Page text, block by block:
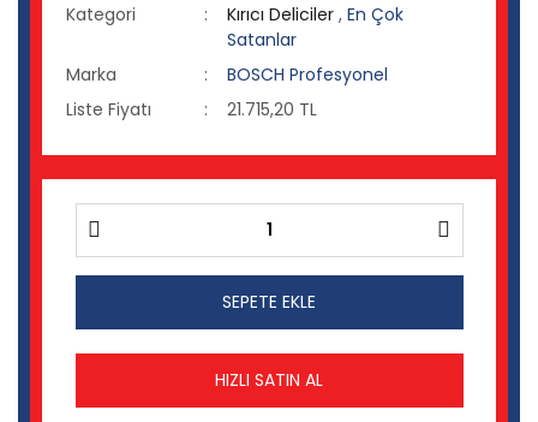
Kategori Kırıcı Deliciler , En Çok
Satanlar
Marka
BOSCH Profesyonel
Liste Fiyatı
21.715,20 TL
SEPETE EKLE
HIZLI SATIN AL